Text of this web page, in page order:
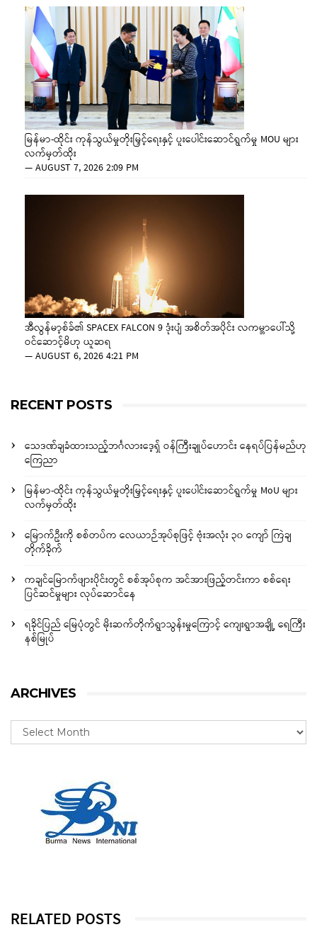
မြန်မာ-ထိုင်း ကုန်သွယ်မှုတိုးမြှင့်ရေးနှင့် ပူးပေါင်းဆောင်ရွက်မှု MOU များ
လက်မှတ်ထိုး
—AUGUST 7, 2026 2:09 PM
အီလွန်မာ့စ်ခ်၏ SPACEX FALCON 9 ဒုံးပျံ အစိတ်အပိုင်း လကမ္ဘာပေါ်သို့
ဝင်ဆောင့်မိဟု ယူဆရ
—AUGUST 6, 2026 4:21 PM
RECENT POSTS
သေဒဏ်ချခံထားသည့်ဘင်္ဂလားဒေ့ရှ် ဝန်ကြီးချုပ်ဟောင်း နေရပ်ပြန်မည်ဟု
ကြေညာ
မြန်မာ-ထိုင်း ကုန်သွယ်မှုတိုးမြှင့်ရေးနှင့် ပူးပေါင်းဆောင်ရွက်မှု MoU များ
လက်မှတ်ထိုး
မြောက်ဦးကို စစ်တပ်က လေယာဉ်အုပ်စုဖြင့် ဗုံးအလုံး ၃၀ ကျော် ကြဲချ
တိုက်ခိုက်
ကချင်မြောက်ဖျားပိုင်းတွင် စစ်အုပ်စုက အင်အားဖြည့်တင်းကာ စစ်ရေး
ပြင်ဆင်မှုများ လုပ်ဆောင်နေ
ရခိုင်ပြည် မြေပုံတွင် မိုးဆက်တိုက်ရွာသွန်းမှုကြောင့် ကျေးရွာအချို့ ရေကြီး
နစ်မြုပ်
ARCHIVES
RELATED POSTS